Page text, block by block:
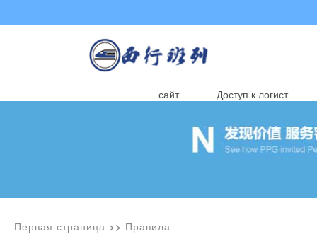
сайт Доступ к логист
Первая страница >> Правила